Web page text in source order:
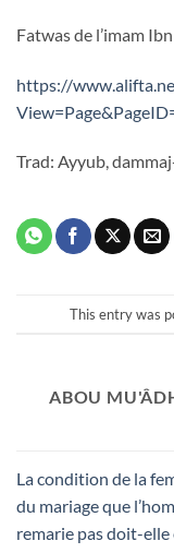
Fatwas de l’imam
https://
Trad: Ayyub,
This entry was
ABOU
La condition de la
du mariage que
remarie pas doit-elle